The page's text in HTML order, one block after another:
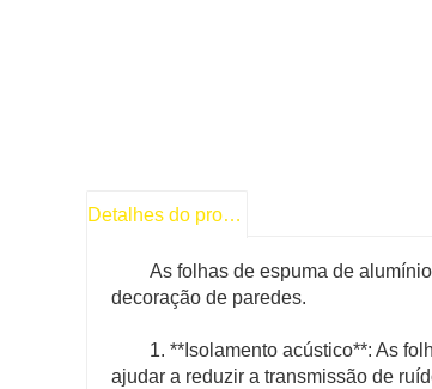
Detalhes do produto
As folhas de espuma de
decoração de paredes.
1. **Isolamento acústico**: As
ajudar a reduzir a transmissão de